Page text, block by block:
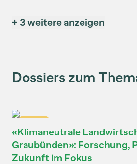
+ 3 weitere anzeigen
Dossiers zum
«Klimaneutrale
Graubünden»: Forschung,
Zukunft im Fokus